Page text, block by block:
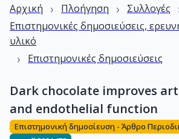
Αρχική › Πλοήγηση › Συλλογές
Επιστημονικές δημοσιεύσεις,
υλικό
› Επιστημονικές δημοσιεύσεις
Dark chocolate improves
and endothelial function
Επιστημονική δημοσίευση - Άρθρο